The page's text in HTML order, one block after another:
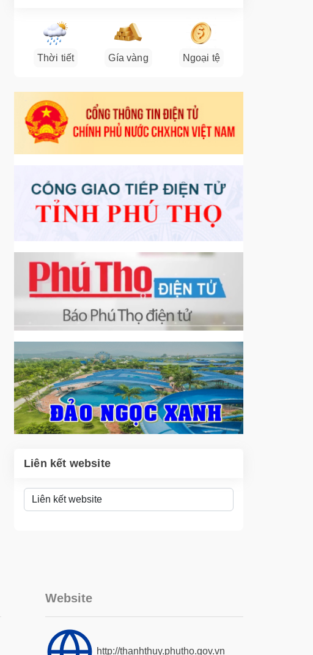
Thời tiết Gía vàng Ngoại tệ
Liên kết website
Website
http://thanhthuy.phutho.gov.vn